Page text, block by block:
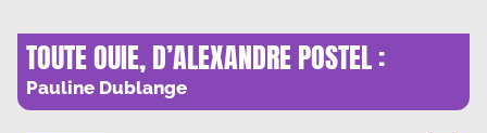
TOUTE OUIE, D’ALEXANDRE POSTEL :
S’OUVRIR AU « FANTASME AUDITIF »
Pauline Dublange